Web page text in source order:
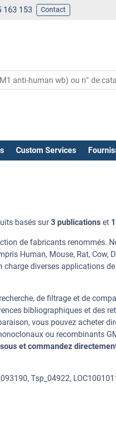
163 153 Contact
Custom Services
basés sur3 publications et
de fabricants renommés.
Human, Mouse, Rat, Cow,
charge diverses applications
de filtrage et de
bibliographiques et des
vous pouvez acheter
ou recombinants
et commandez
Tsp_04922,